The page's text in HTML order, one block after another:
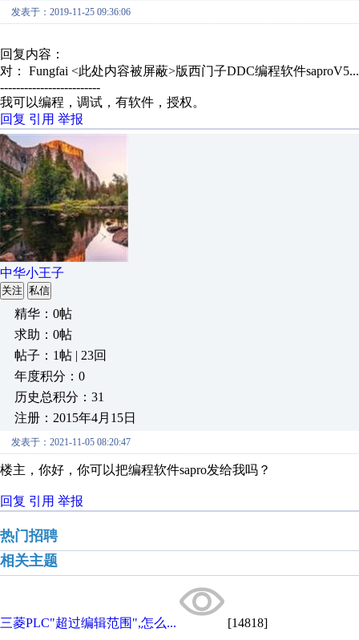
发表于：2019-11-25 09:36:06
回复内容：
对： Fungfai <此处内容被屏蔽>版西门子DDC编程软件
-------------------------
我可以编程，调试，有软件，授权。
回复 引用 举报
中华小王子
关注 私信
精华：0帖
求助：0帖
帖子：1帖 | 23回
年度积分：0
历史总积分：31
注册：2015年4月15日
发表于：2021-11-05 08:20:47
楼主，你好，你可以把编程软件sapro发给我吗？
回复 引用 举报
热门招聘
相关主题
三菱PLC"超过编辑范围",怎么... [14818]